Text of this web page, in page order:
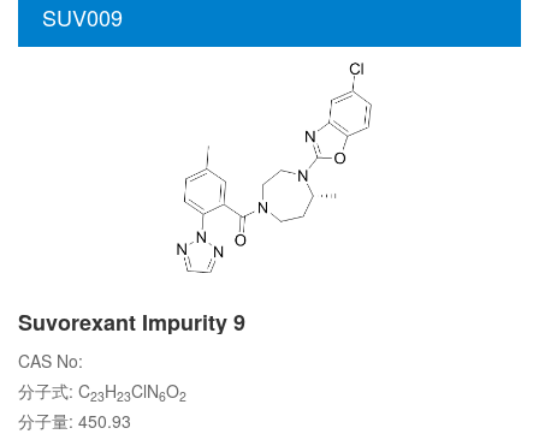
SUV009
Suvorexant Impurity 9
CAS No:
分子式: C23H23ClN6O2
分子量: 450.93